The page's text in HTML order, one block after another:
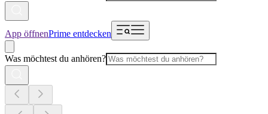
App öffnenPrime entdecken
Was möchtest du anhören?